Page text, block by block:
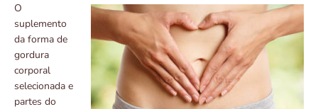
O
suplemento
da forma de
gordura
corporal
selecionada e
partes do